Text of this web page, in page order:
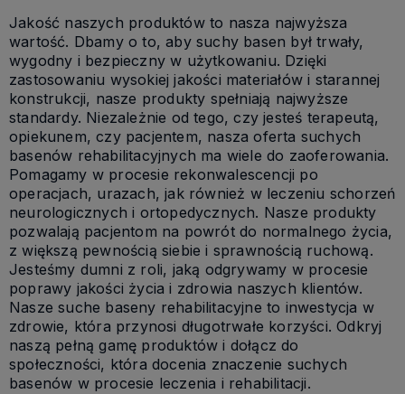
Jakość naszych produktów to nasza najwyższa
wartość. Dbamy o to, aby suchy basen był trwały,
wygodny i bezpieczny w użytkowaniu. Dzięki
zastosowaniu wysokiej jakości materiałów i starannej
konstrukcji, nasze produkty spełniają najwyższe
standardy. Niezależnie od tego, czy jesteś terapeutą,
opiekunem, czy pacjentem, nasza oferta suchych
basenów rehabilitacyjnych ma wiele do zaoferowania.
Pomagamy w procesie rekonwalescencji po
operacjach, urazach, jak również w leczeniu schorzeń
neurologicznych i ortopedycznych. Nasze produkty
pozwalają pacjentom na powrót do normalnego życia,
z większą pewnością siebie i sprawnością ruchową.
Jesteśmy dumni z roli, jaką odgrywamy w procesie
poprawy jakości życia i zdrowia naszych klientów.
Nasze suche baseny rehabilitacyjne to inwestycja w
zdrowie, która przynosi długotrwałe korzyści. Odkryj
naszą pełną gamę produktów i dołącz do
społeczności, która docenia znaczenie suchych
basenów w procesie leczenia i rehabilitacji.